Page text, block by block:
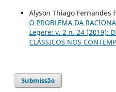
Alyson Thiago Fernandes
O PROBLEMA DA
Legere: v. 2 n. 24 (2019):
CLÁSSICOS NOS
Submissão